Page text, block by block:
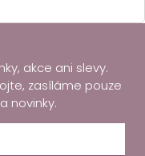
akce ani slevy.
zasíláme pouze
novinky.